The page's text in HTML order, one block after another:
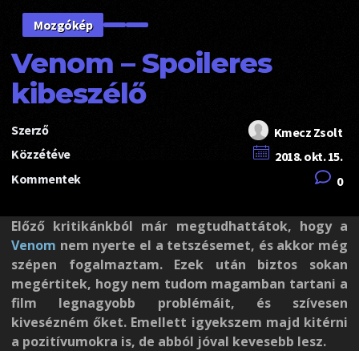
Mozgókép
Venom – Spoileres
kibeszélő
Szerző
Kmecz Zsolt
Közzétéve
2018. okt. 15.
Kommentek
0
Előző kritikánkból már megtudhattátok, hogy a
Venom nem nyerte el a tetszésemet, és akkor még
szépen fogalmaztam. Ezek után biztos sokan
megértitek, hogy nem tudom magamban tartani a
film legnagyobb problémáit, és szívesen
kivesézném őket. Emellett igyekszem majd kitérni
a pozitívumokra is, de abból jóval kevesebb lesz.